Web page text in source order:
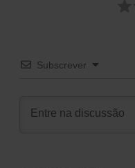
Subscrever